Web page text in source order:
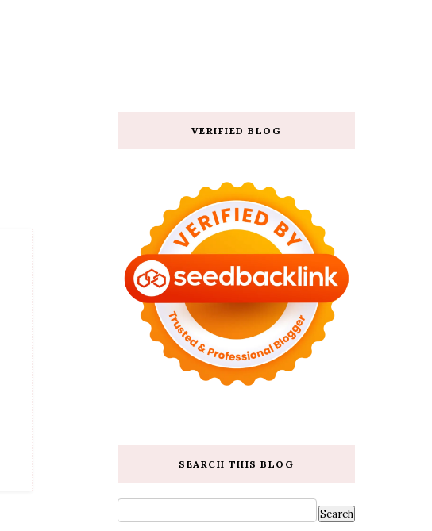
VERIFIED BLOG
SEARCH THIS BLOG